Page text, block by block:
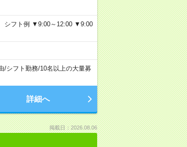
シフト例 ▼9:00～12:00 ▼9:00
/シフト勤務/10名以上の大量募
詳細へ
掲載日：2026.08.06